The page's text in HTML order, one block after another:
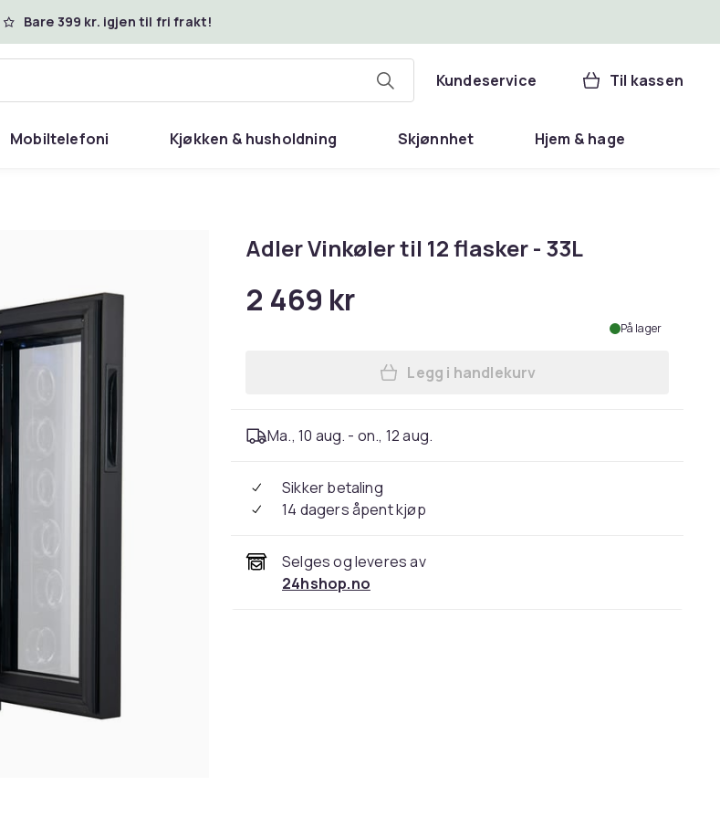
Bare 399 kr. igjen til fri frakt!
Kundeservice Til kassen
Mobiltelefoni Kjøkken & husholdning Skjønnhet Hjem & hage
Adler Vinkøler til 12 flasker - 33L
2 469 kr
På lager
Legg Adler Vinkøler til 12 flasker -
Legg i handlekurv
Ma., 10 aug. - on., 12 aug.
Sikker betaling
14 dagers åpent kjøp
Selges og leveres av
24hshop.no